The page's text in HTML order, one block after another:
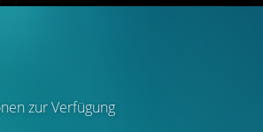
zur Verfügung